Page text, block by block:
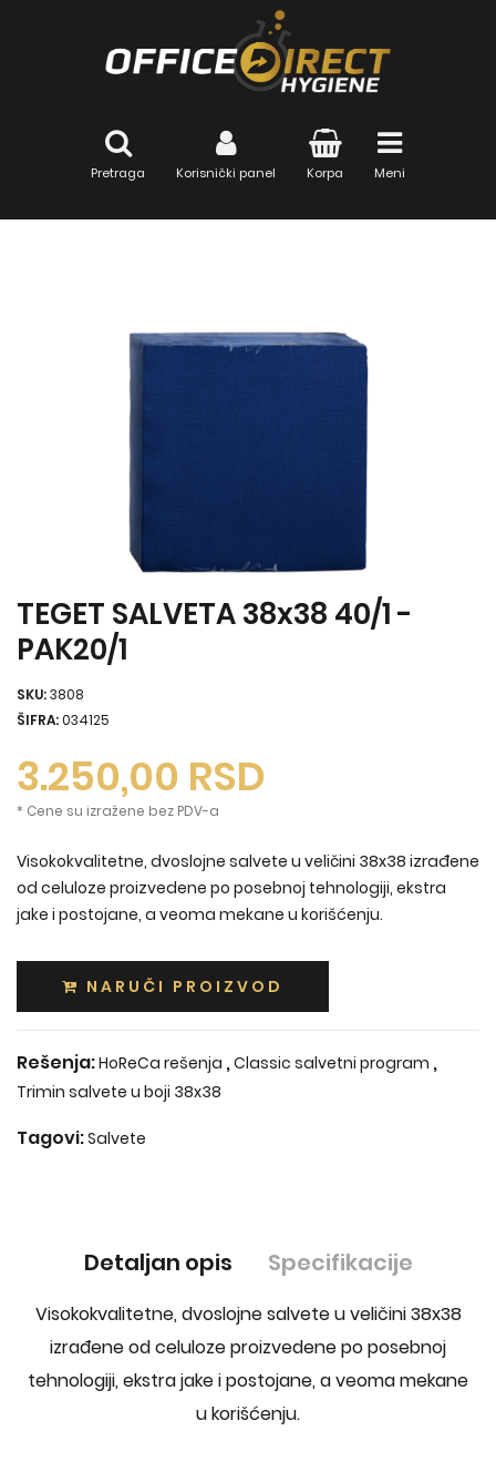
Pretraga Korisnički panel Korpa Meni
TEGET SALVETA 38x38 40/1 -
PAK20/1
SKU:3808
ŠIFRA:034125
3.250,00 RSD
* Cene su izražene bez PDV-a
Visokokvalitetne, dvoslojne salvete u veličini 38x38 izrađene
od celuloze proizvedene po posebnoj tehnologiji, ekstra
jake i postojane, a veoma mekane u korišćenju.
NARUČI PROIZVOD
Rešenja:HoReCa rešenja , Classic salvetni program ,
Trimin salvete u boji 38x38
Tagovi:Salvete
Detaljan opis Specifikacije
Visokokvalitetne, dvoslojne salvete u veličini 38x38
izrađene od celuloze proizvedene po posebnoj
tehnologiji, ekstra jake i postojane, a veoma mekane
u korišćenju.